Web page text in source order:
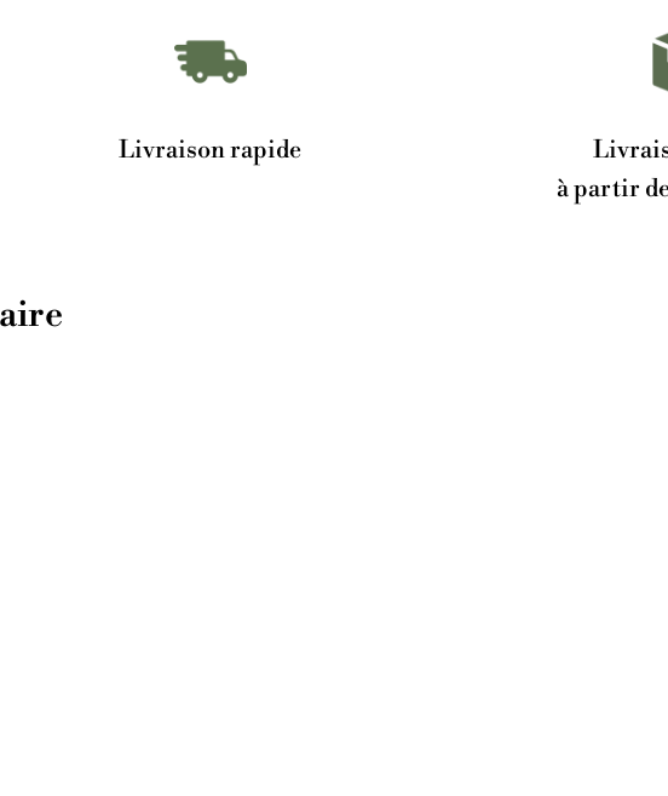
Livraison rapide
à partir